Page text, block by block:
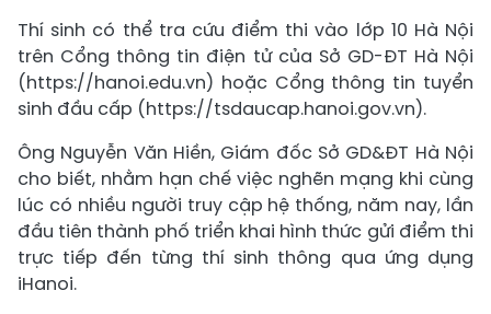
Thí sinh có thể tra cứu điểm thi vào lớp 10 Hà Nội
trên Cổng thông tin điện tử của Sở GD-ĐT Hà Nội
(https://hanoi.edu.vn) hoặc Cổng thông tin tuyển
sinh đầu cấp (https://tsdaucap.hanoi.gov.vn).
Ông Nguyễn Văn Hiền, Giám đốc Sở GD&ĐT Hà Nội
cho biết, nhằm hạn chế việc nghẽn mạng khi cùng
lúc có nhiều người truy cập hệ thống, năm nay, lần
đầu tiên thành phố triển khai hình thức gửi điểm thi
trực tiếp đến từng thí sinh thông qua ứng dụng
iHanoi.